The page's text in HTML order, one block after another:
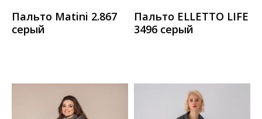
Пальто Matini 2.867
серый
Пальто ELLETTO LIFE
3496 серый